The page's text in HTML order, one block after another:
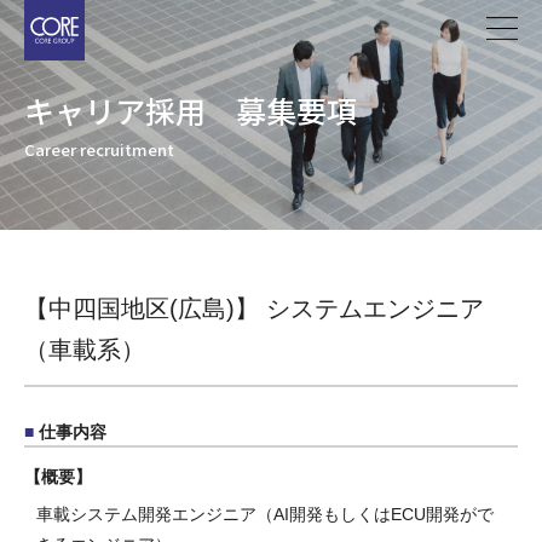
メ
イ
ン
コ
ン
テ
ン
ツ
キャリア採用 募集要項
Career recruitment
【中四国地区(広島)】 システムエンジニア
（車載系）
仕事内容
概要
車載システム開発エンジニア（AI開発もしくはECU開発がで